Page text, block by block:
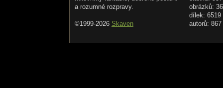
a rozumné rozpravy.
©1999-2026 Skaven
obrázků:
dílek: 6519
autorů: 867